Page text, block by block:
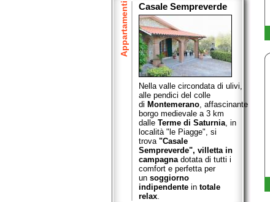
Appartamenti Casale Sempreverde
Nella valle circondata di ulivi,
alle pendici del colle
di Montemerano, affascinante
borgo medievale a 3 km
dalle Terme di Saturnia, in
località "le Piagge", si
trova "Casale
Sempreverde", villetta in
campagna dotata di tutti i
comfort e perfetta per
un soggiorno
indipendente in totale
relax.